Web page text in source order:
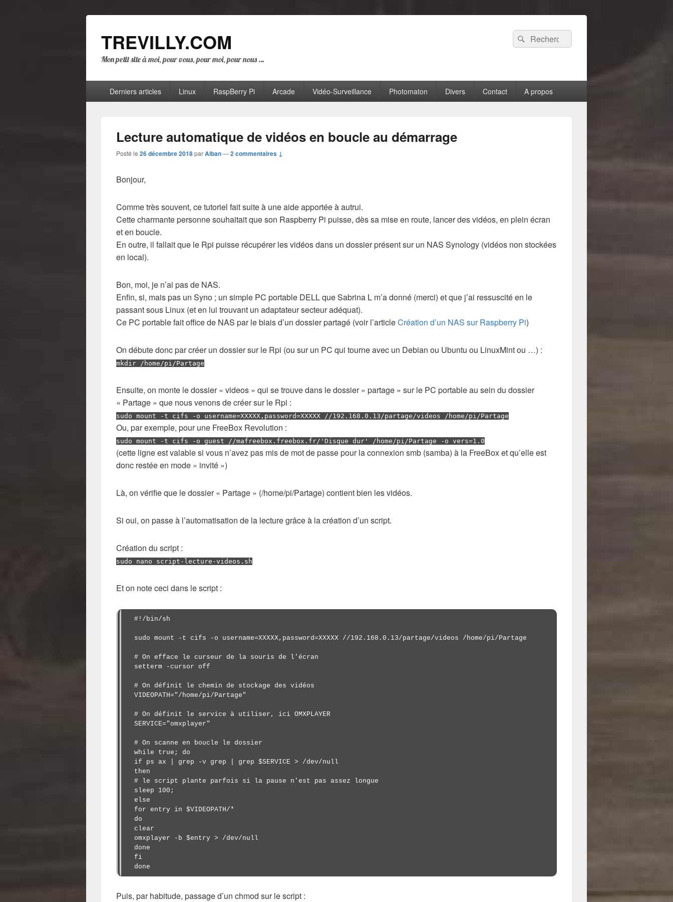
TREVILLY.COM
Mon petit site à moi, pour vous, pour moi, pour nous …
Recherche :
Rechercher
principalDerniers articles Linux RaspBerry Pi Arcade Vidéo-Surveillance Photomaton Divers Contact A propos
Lecture automatique de vidéos en boucle au démarrage
Posté le 26 décembre 2018parAlban—2 commentaires ↓
Bonjour,
Comme très souvent, ce tutoriel fait suite à une aide apportée à autrui.
Cette charmante personne souhaitait que son Raspberry Pi puisse, dès sa mise en route, lancer des vidéos, en plein écran
et en boucle.
En outre, il fallait que le Rpi puisse récupérer les vidéos dans un dossier présent sur un NAS Synology (vidéos non stockées
en local).
Bon, moi, je n’ai pas de NAS.
Enfin, si, mais pas un Syno ; un simple PC portable DELL que Sabrina L m’a donné (merci) et que j’ai ressuscité en le
passant sous Linux (et en lui trouvant un adaptateur secteur adéquat).
Ce PC portable fait office de NAS par le biais d’un dossier partagé (voir l’articleCréation d’un NAS sur Raspberry Pi)
On débute donc par créer un dossier sur le Rpi (ou sur un PC qui tourne avec un Debian ou Ubuntu ou LinuxMint ou …) :
mkdir /home/pi/Partage
Ensuite, on monte le dossier « videos » qui se trouve dans le dossier « partage » sur le PC portable au sein du dossier
« Partage » que nous venons de créer sur le Rpi :
sudo mount -t cifs -o username=XXXXX,password=XXXXX //192.168.0.13/partage/videos /home/pi/Partage
Ou, par exemple, pour une FreeBox Revolution :
sudo mount -t cifs -o guest //mafreebox.freebox.fr/'Disque dur' /home/pi/Partage -o vers=1.0
(cette ligne est valable si vous n’avez pas mis de mot de passe pour la connexion smb (samba) à la FreeBox et qu’elle est
donc restée en mode « invité »)
Là, on vérifie que le dossier « Partage » (/home/pi/Partage) contient bien les vidéos.
Si oui, on passe à l’automatisation de la lecture grâce à la création d’un script.
Création du script :
sudo nano script-lecture-videos.sh
Et on note ceci dans le script :
#!/bin/sh
sudo mount -t cifs -o username=XXXXX,password=XXXXX //192.168.0.13/partage/videos /home/pi/Partage
# On efface le curseur de la souris de l'écran
setterm -cursor off
# On définit le chemin de stockage des vidéos
VIDEOPATH="/home/pi/Partage"
# On définit le service à utiliser, ici OMXPLAYER
SERVICE="omxplayer"
# On scanne en boucle le dossier
while true; do
if ps ax | grep -v grep | grep $SERVICE > /dev/null
then
# le script plante parfois si la pause n'est pas assez longue
sleep 100;
else
for entry in $VIDEOPATH/*
do
clear
omxplayer -b $entry > /dev/null
done
fi
done
Puis, par habitude, passage d’un chmod sur le script :